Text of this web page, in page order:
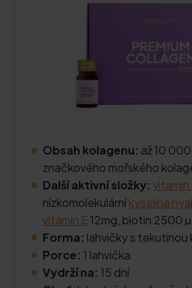
Obsah kolagenu: až 10
značkového mořského
Další aktivní složky: vitamin
nízkomolekulárníkyselina
vitamin E12mg, biotin 2500
Forma: lahvičky s tekutinou
Porce: 1 lahvička
Vydrží na: 15 dní